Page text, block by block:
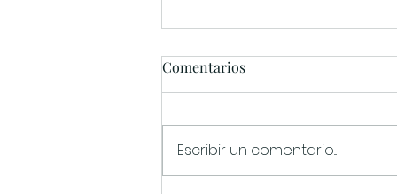
Comentarios
Escribir un comentario...